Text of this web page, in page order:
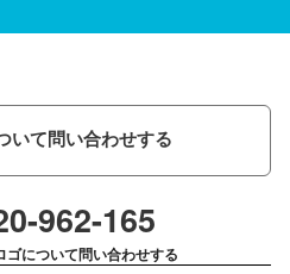
いて問い合わせする
962-165
ゴについて問い合わせする